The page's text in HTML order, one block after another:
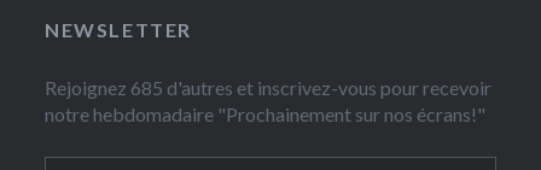
NEWSLETTER
Rejoignez 685 d'autres et inscrivez-vous pour recevoir
notre hebdomadaire "Prochainement sur nos écrans!"